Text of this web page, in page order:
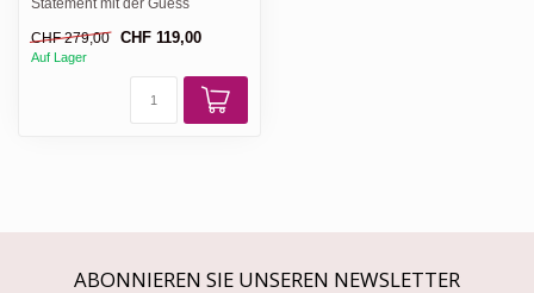
D...
CHF 279,00 CHF 119,00
Auf Lager
ABONNIEREN SIE UNSEREN NEWSLETTER